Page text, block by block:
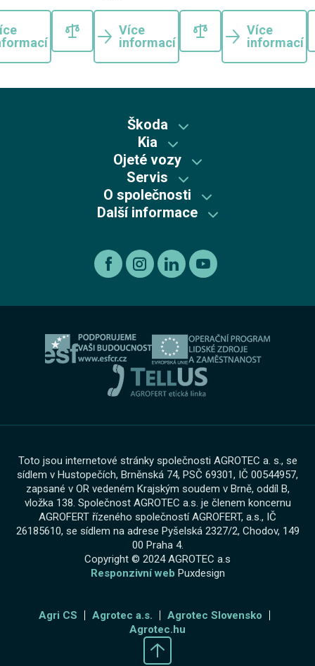
Více
informací
Více
informací
Škoda
Škoda předváděcí vozy
Skladové vozy Škoda
Škoda Plus
Kia
Kia předváděcí vozy
Skladové vozy Kia
Ojeté vozy
Škoda plus
Škoda
Ojeté vozy
Servis
Autorizovaný servis Kia
Autorizovaný servis Volkswagen
Autorizovaný servis Volkswagen Užitkové vozy
Servis AGROTEC Group
Zimní servisní akce
O společnosti
Mycí centrum
O nás
Další informace
Etický kodex koncernu AGROFERT
Cookies
Toto jsou internetové stránky společnosti AGROTEC a. s., se
sídlem v Hustopečích, Brněnská 74, PSČ 69301, IČ 00544957,
zapsané v OR vedeném Krajským soudem v Brně, oddíl B,
vložka 138. Společnost AGROTEC a.s. je členem koncernu
AGROFERT řízeného společností AGROFERT, a.s., IČ
26185610, se sídlem na adrese Pyšelská 2327/2, Chodov, 149
00 Praha 4.
Copyright © 2024 AGROTEC a.s
Responzivní web Puxdesign
Agri CS Agrotec a.s.
Agrotec Slovensko
Agrotec.hu